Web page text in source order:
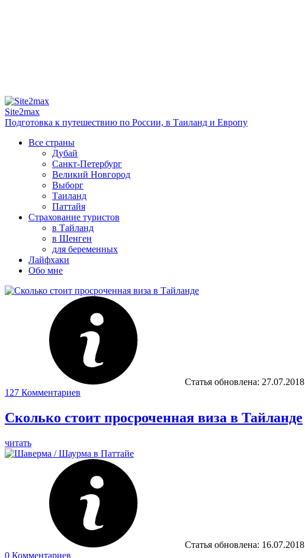
Site2max
Подготовка к путешествию по России, в Таиланд и Европу
Все страны
Дубай
Санкт-Петербург
Великий Новгород
Выборг
Таиланд
Паттайя
Страхование туристов
в Тайланд
в Шенген
для беременных
Лайфхаки
Обо мне
Статья обновлена: 27.07.2018
127 Комментариев
Сколько стоит просроченная виза в Тайланде
читать
Статья обновлена: 16.07.2018
0 Комментариев